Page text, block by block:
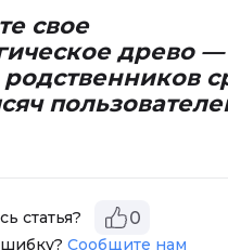
свое
древо
статья? 0
Сообщите нам